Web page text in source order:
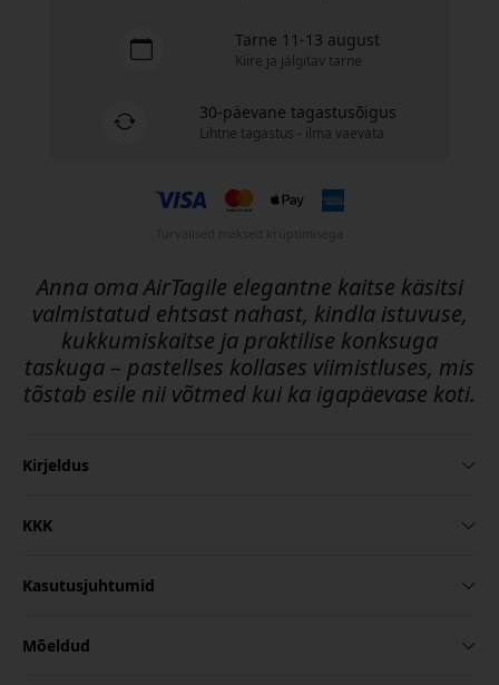
Tarne 11-13 august
Kiire ja jälgitav tarne
30-päevane tagastusõigus
Lihtne tagastus - ilma vaevata
Anna oma AirTagile elegantne kaitse käsitsi
valmistatud ehtsast nahast, kindla istuvuse,
kukkumiskaitse ja praktilise konksuga
taskuga – pastellses kollases viimistluses, mis
tõstab esile nii võtmed kui ka igapäevase koti.
Kirjeldus
KKK
Kasutusjuhtumid
Mõeldud